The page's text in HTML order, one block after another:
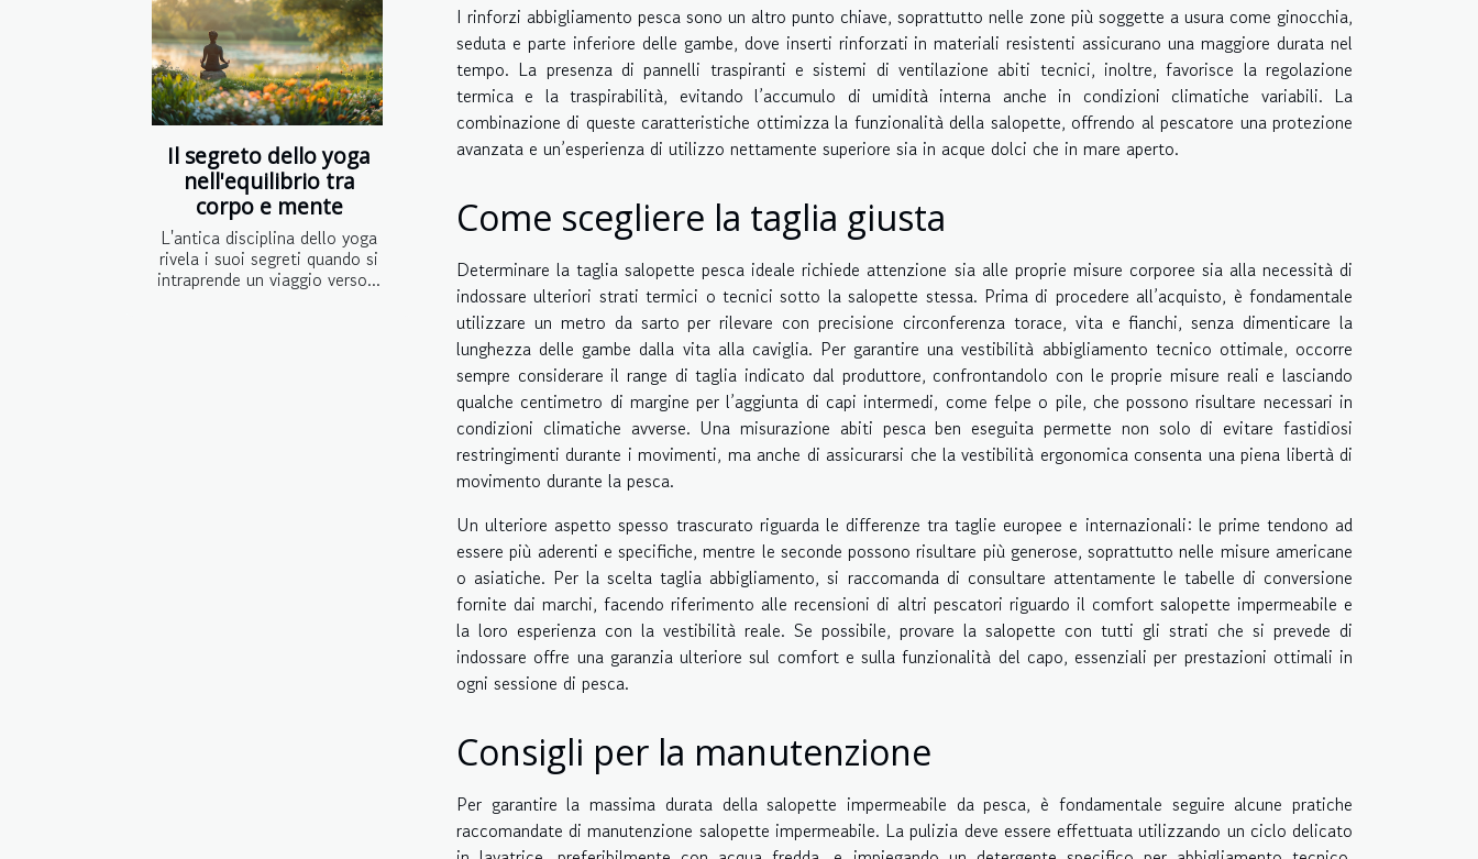
Il segreto dello yoga
nell'equilibrio tra
corpo e mente
L'antica disciplina dello yoga
rivela i suoi segreti quando si
intraprende un viaggio verso...
I rinforzi abbigliamento pesca sono un altro punto chiave, soprattutto nelle zone più soggette a usura come ginocchia,
seduta e parte inferiore delle gambe, dove inserti rinforzati in materiali resistenti assicurano una maggiore durata nel
tempo. La presenza di pannelli traspiranti e sistemi di ventilazione abiti tecnici, inoltre, favorisce la regolazione
termica e la traspirabilità, evitando l’accumulo di umidità interna anche in condizioni climatiche variabili. La
combinazione di queste caratteristiche ottimizza la funzionalità della salopette, offrendo al pescatore una protezione
avanzata e un’esperienza di utilizzo nettamente superiore sia in acque dolci che in mare aperto.
Come scegliere la taglia giusta
Determinare la taglia salopette pesca ideale richiede attenzione sia alle proprie misure corporee sia alla necessità di
indossare ulteriori strati termici o tecnici sotto la salopette stessa. Prima di procedere all’acquisto, è fondamentale
utilizzare un metro da sarto per rilevare con precisione circonferenza torace, vita e fianchi, senza dimenticare la
lunghezza delle gambe dalla vita alla caviglia. Per garantire una vestibilità abbigliamento tecnico ottimale, occorre
sempre considerare il range di taglia indicato dal produttore, confrontandolo con le proprie misure reali e lasciando
qualche centimetro di margine per l’aggiunta di capi intermedi, come felpe o pile, che possono risultare necessari in
condizioni climatiche avverse. Una misurazione abiti pesca ben eseguita permette non solo di evitare fastidiosi
restringimenti durante i movimenti, ma anche di assicurarsi che la vestibilità ergonomica consenta una piena libertà di
movimento durante la pesca.
Un ulteriore aspetto spesso trascurato riguarda le differenze tra taglie europee e internazionali: le prime tendono ad
essere più aderenti e specifiche, mentre le seconde possono risultare più generose, soprattutto nelle misure americane
o asiatiche. Per la scelta taglia abbigliamento, si raccomanda di consultare attentamente le tabelle di conversione
fornite dai marchi, facendo riferimento alle recensioni di altri pescatori riguardo il comfort salopette impermeabile e
la loro esperienza con la vestibilità reale. Se possibile, provare la salopette con tutti gli strati che si prevede di
indossare offre una garanzia ulteriore sul comfort e sulla funzionalità del capo, essenziali per prestazioni ottimali in
ogni sessione di pesca.
Consigli per la manutenzione
Per garantire la massima durata della salopette impermeabile da pesca, è fondamentale seguire alcune pratiche
raccomandate di manutenzione salopette impermeabile. La pulizia deve essere effettuata utilizzando un ciclo delicato